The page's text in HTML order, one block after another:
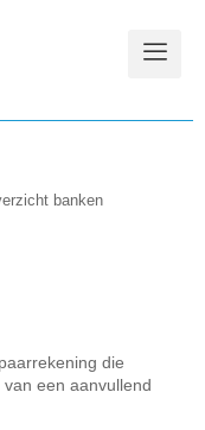
banken
die
een aanvullend